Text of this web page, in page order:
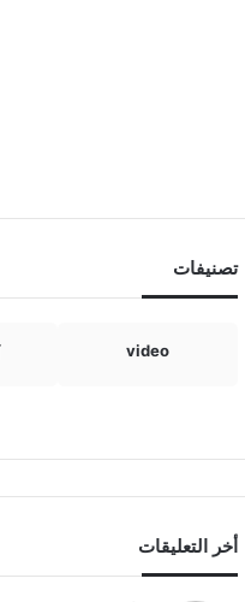
تصنيفات
video
أخر التعليقات